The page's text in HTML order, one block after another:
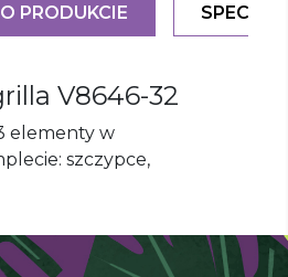
PRODUKCIE
V8646-32
elementy w
szczypce,